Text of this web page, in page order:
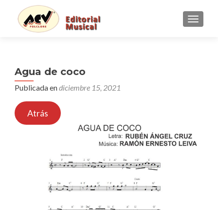
Agua de coco
Publicada endiciembre 15, 2021
Atrás